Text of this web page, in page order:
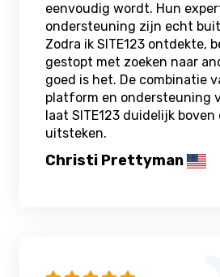
eenvoudig wordt. Hun
ondersteuning zijn echt
Zodra ik SITE123 ontdekte,
gestopt met zoeken naar
goed is het. De combinatie
platform en ondersteuning
laat SITE123 duidelijk
uitsteken.
Christi Prettyman